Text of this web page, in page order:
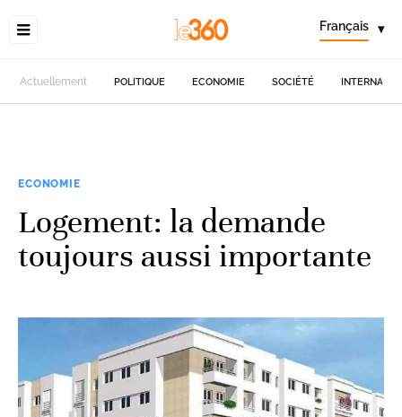
Français ▾
Actuellement POLITIQUE ECONOMIE SOCIÉTÉ
ECONOMIE
Logement: la demande
toujours aussi importante